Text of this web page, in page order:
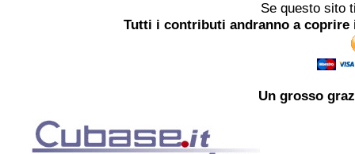
Se questo sito
Tutti i contributi andranno a
Un grosso